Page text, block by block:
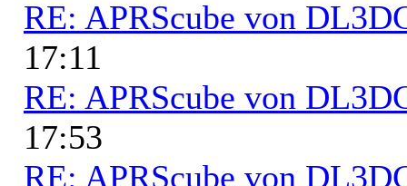
RE: APRScube von
17:11
RE: APRScube von
17:53
RE: APRScube von